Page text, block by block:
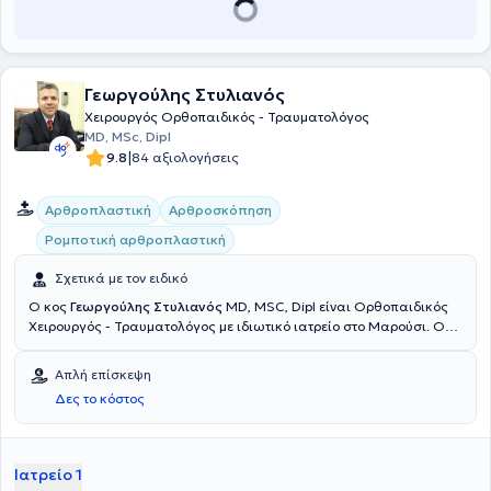
Γεωργούλης Στυλιανός
Χειρουργός Ορθοπαιδικός - Τραυματολόγος
MD, MSc, Dipl
9.8|84 αξιολογήσεις
Αρθροπλαστική
Αρθροσκόπηση
Ρομποτική αρθροπλαστική
Σχετικά με τον ειδικό
Ο κος Γεωργούλης Στυλιανός MD, MSC, Dipl είναι Ορθοπαιδικός
Χειρουργός - Τραυματολόγος με ιδιωτικό ιατρείο στο Μαρούσι. Ο
στα αντικείμενα της επανορθωτικής ορθοπαιδικής
(αρθροπλαστικές ισχίου - γόνατος) και εξασκεί την ειδικότητα της
ορθοπαιδικής χειρουργικής και τραυματολογίας - αθλητιατρικής
στο 251 Γενικό Νοσοκομείο Αεροπορίας από τη θέση του Διευθυντή
Διευθυντή στη Ζ' Ορθ/κή Κλινική του ΥΓΕΙΑ με ενασχόληση την
ρομποτική αρθροπλαστική ισχίου - γόνατος, καθώς έχει
Απλή επίσκεψη
Δες το κόστος
Ιατρείο 1